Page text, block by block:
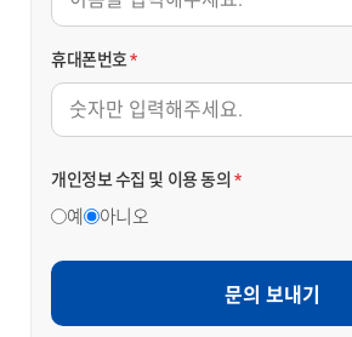
휴대폰번호*
개인정보 수집 및 이용 동의 *
예 아니오
문의 보내기